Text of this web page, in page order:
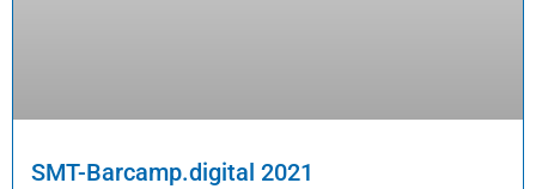
SMT-Barcamp.digital 2021